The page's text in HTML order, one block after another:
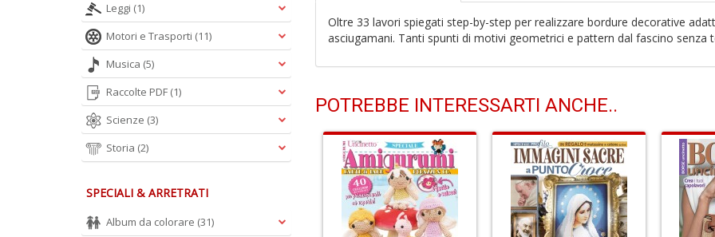
Oltre 33 lavori spiegati step-by-step per realizzare bordure decorative
asciugamani. Tanti spunti di motivi geometrici e pattern dal fascino senza
POTREBBE INTERESSARTI ANCHE..
Leggi (1)
Motori e Trasporti (11)
Musica (5)
Raccolte PDF (1)
Scienze (3)
Storia (2)
SPECIALI & ARRETRATI
Album da colorare (31)